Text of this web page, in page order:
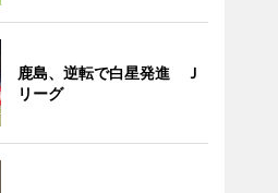
鹿島、逆転で白星発進 Ｊ
リーグ